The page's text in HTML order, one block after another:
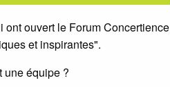
ouvert le Forum Concertience
et inspirantes".
une équipe ?